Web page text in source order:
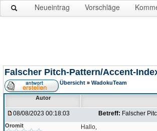
Neueintrag Vorschläge
Falscher Pitch-Pattern/Accent-
Übersicht » WadokuTeam
Autor
08/08/2023 00:18:03 Betreff: Falscher
Oromit Hallo,